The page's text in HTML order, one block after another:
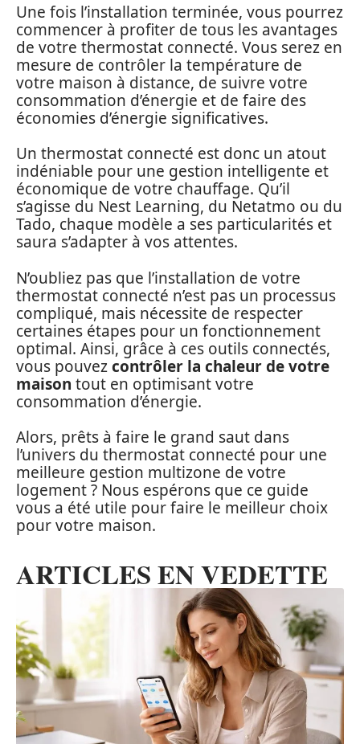
Une fois l’installation terminée, vous pourrez
commencer à profiter de tous les avantages
de votre thermostat connecté. Vous serez en
mesure de contrôler la température de
votre maison à distance, de suivre votre
consommation d’énergie et de faire des
économies d’énergie significatives.
Un thermostat connecté est donc un atout
indéniable pour une gestion intelligente et
économique de votre chauffage. Qu’il
s’agisse du Nest Learning, du Netatmo ou du
Tado, chaque modèle a ses particularités et
saura s’adapter à vos attentes.
N’oubliez pas que l’installation de votre
thermostat connecté n’est pas un processus
compliqué, mais nécessite de respecter
certaines étapes pour un fonctionnement
optimal. Ainsi, grâce à ces outils connectés,
vous pouvezcontrôler la chaleur de votre
maison tout en optimisant votre
consommation d’énergie.
Alors, prêts à faire le grand saut dans
l’univers du thermostat connecté pour une
meilleure gestion multizone de votre
logement ? Nous espérons que ce guide
vous a été utile pour faire le meilleur choix
pour votre maison.
ARTICLES EN VEDETTE